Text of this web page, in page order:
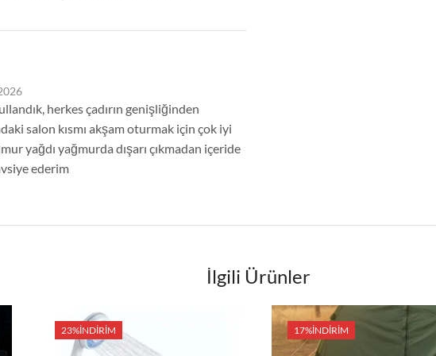
herkes çadırın genişliğinden
salon kısmı akşam oturmak için çok iyi
yağdı yağmurda dışarı çıkmadan içeride
ederim
İlgili Ürünler
23%İNDIRIM 17%İNDIRIM